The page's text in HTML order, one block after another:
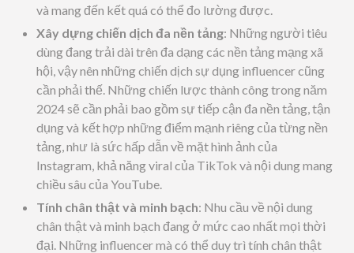
và mang đến kết quá có thể đo lường được.
Xây dựng chiến dịch đa nền tảng: Những người tiêu
dùng đang trải dài trên đa dạng các nền tảng mạng xã
hội, vậy nên những chiến dịch sự dụng influencer cũng
cần phải thế. Những chiến lược thành công trong năm
2024 sẽ cần phải bao gồm sự tiếp cận đa nền tảng, tận
dụng và kết hợp những điểm mạnh riêng của từng nền
tảng, như là sức hấp dẫn về mặt hình ảnh của
Instagram, khả năng viral của TikTok và nội dung mang
chiều sâu của YouTube.
Tính chân thật và minh bạch: Nhu cầu về nội dung
chân thật và minh bạch đang ở mức cao nhất mọi thời
đại. Những influencer mà có thể duy trì tính chân thật